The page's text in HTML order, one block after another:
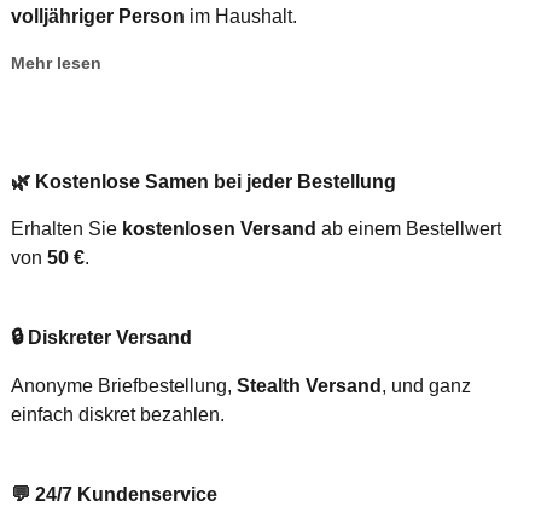
volljähriger Person im Haushalt.
Mehr lesen
🌿 Kostenlose Samen bei jeder Bestellung
Erhalten Sie kostenlosen Versand ab einem Bestellwert
von 50 €.
🔒 Diskreter Versand
Anonyme Briefbestellung, Stealth Versand , und ganz
einfach diskret bezahlen.
💬 24/7 Kundenservice